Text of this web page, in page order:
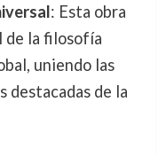
: Esta obra
de la filosofía
uniendo las
destacadas de la